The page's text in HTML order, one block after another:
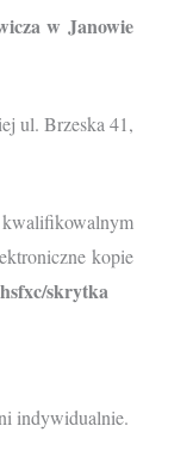
w Janowie
ul. Brzeska 41,
kwalifikowalnym
kopie
skrytka
indywidualnie.